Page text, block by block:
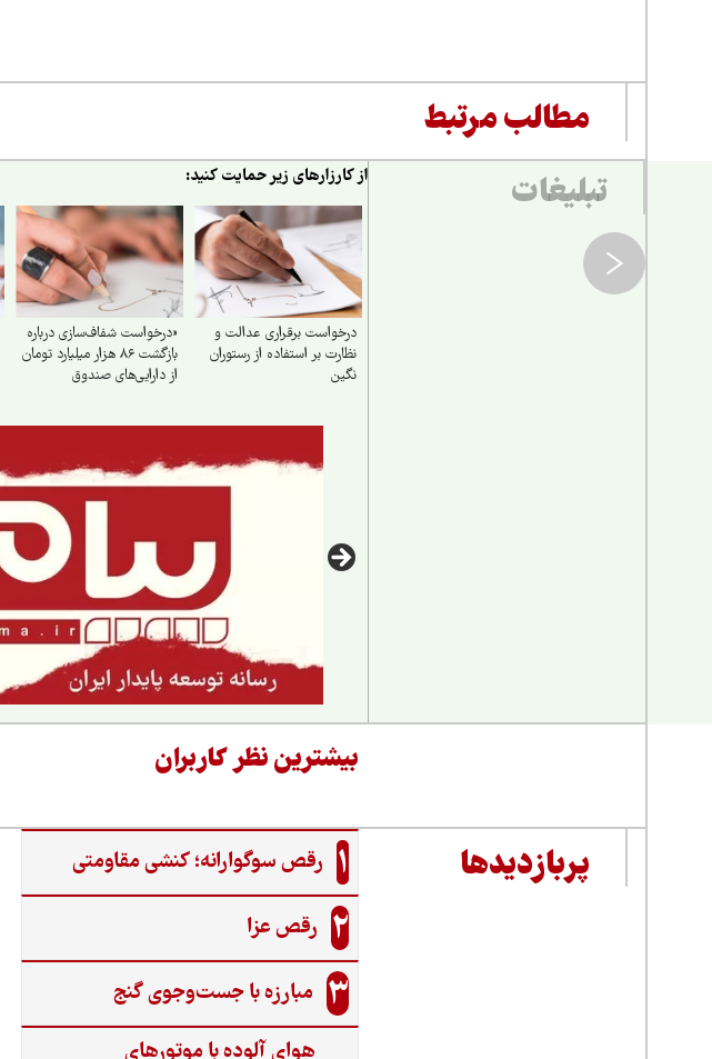
مطالب مرتبط
تبلیغات
از کارزارهای زیر حمایت کنید:
درخواست برقراری عدالت و
نظارت بر استفاده از رستوران
نگین
«درخواست شفاف‌سازی درباره
بازگشت ۸۶ هزار میلیارد تومان
از دارایی‌های صندوق
بیشترین نظر کاربران
پربازدیدها 1 رقص سوگوارانه؛ کنشی مقاومتی
2 رقص عزا
3 مبارزه با جست‌وجوی گنج‌
هوای آلوده با موتورهای